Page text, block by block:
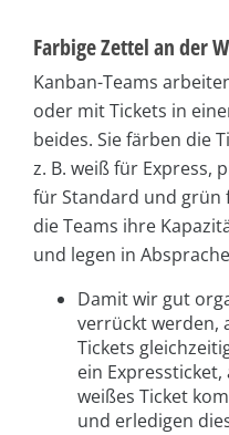
Farbige Zettel an der
Kanban-Teams
oder mit Tickets in
beides. Sie färben die
z. B. weiß für Express,
für Standard und grün
die Teams ihre
und legen in
Damit wir gut
verrückt werden,
Tickets
ein
weißes Ticket
und erledigen